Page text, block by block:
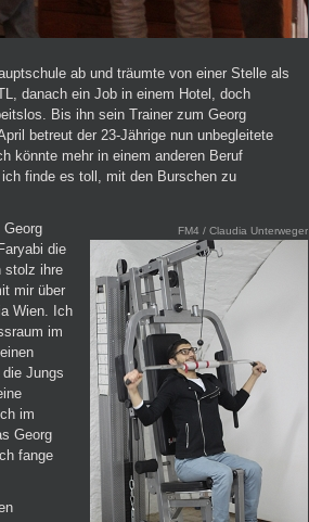
ab und träumte von einer Stelle als
danach ein Job in einem Hotel, doch
Bis ihn sein Trainer zum Georg
betreut der 23-Jährige nun unbegleitete
könnte mehr in einem anderen Beruf
finde es toll, mit den Burschen zu
FM4 / Claudia Unterweger
Georg
die
stolz ihre
mir über
Wien. Ich
im
Jungs
im
Georg
fange